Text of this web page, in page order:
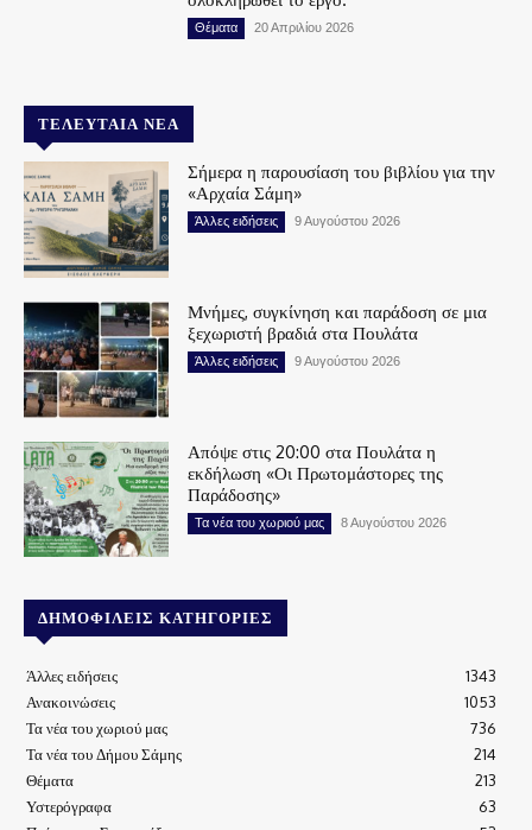
Θέματα 20 Απριλίου 2026
ΤΕΛΕΥΤΑΊΑ ΝΈΑ
Σήμερα η παρουσίαση του βιβλίου για την
«Αρχαία Σάμη»
Άλλες ειδήσεις 9 Αυγούστου 2026
Μνήμες, συγκίνηση και παράδοση σε μια
ξεχωριστή βραδιά στα Πουλάτα
Άλλες ειδήσεις 9 Αυγούστου 2026
Απόψε στις 20:00 στα Πουλάτα η
εκδήλωση «Οι Πρωτομάστορες της
Παράδοσης»
Τα νέα του χωριού μας 8 Αυγούστου 2026
ΔΗΜΟΦΙΛΕΊΣ ΚΑΤΗΓΟΡΊΕΣ
Άλλες ειδήσεις
1343
Ανακοινώσεις
1053
Τα νέα του χωριού μας
736
Τα νέα του Δήμου Σάμης
214
Θέματα
213
Υστερόγραφα
63